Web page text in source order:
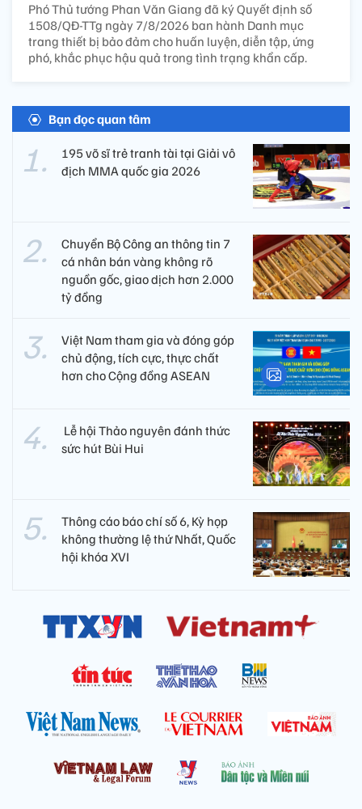
Phó Thủ tướng Phan Văn Giang đã ký Quyết định số
1508/QĐ-TTg ngày 7/8/2026 ban hành Danh mục
trang thiết bị bảo đảm cho huấn luyện, diễn tập, ứng
phó, khắc phục hậu quả trong tình trạng khẩn cấp.
Bạn đọc quan tâm
195 võ sĩ trẻ tranh tài tại Giải vô
địch MMA quốc gia 2026
Chuyển Bộ Công an thông tin 7
cá nhân bán vàng không rõ
nguồn gốc, giao dịch hơn 2.000
tỷ đồng
Việt Nam tham gia và đóng góp
chủ động, tích cực, thực chất
hơn cho Cộng đồng ASEAN
​ Lễ hội Thảo nguyên đánh thức
sức hút Bùi Hui
Thông cáo báo chí số 6, Kỳ họp
không thường lệ thứ Nhất, Quốc
hội khóa XVI